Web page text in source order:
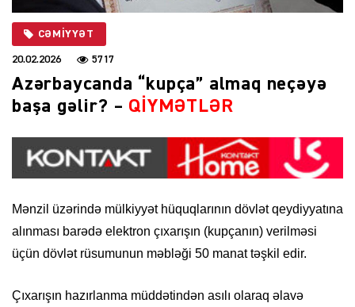
CƏMIYYƏT
20.02.2026 5717
Azərbaycanda “kupça” almaq neçəyə
başa gəlir? – QİYMƏTLƏR
Mənzil üzərində mülkiyyət hüquqlarının dövlət qeydiyyatına
alınması barədə elektron çıxarışın (kupçanın) verilməsi
üçün dövlət rüsumunun məbləği 50 manat təşkil edir.
Çıxarışın hazırlanma müddətindən asılı olaraq əlavə